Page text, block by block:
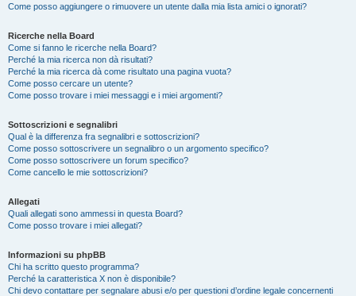
Come posso aggiungere o rimuovere un utente dalla mia lista amici o ignorati?
Ricerche nella Board
Come si fanno le ricerche nella Board?
Perché la mia ricerca non dà risultati?
Perché la mia ricerca dà come risultato una pagina vuota?
Come posso cercare un utente?
Come posso trovare i miei messaggi e i miei argomenti?
Sottoscrizioni e segnalibri
Qual è la differenza fra segnalibri e sottoscrizioni?
Come posso sottoscrivere un segnalibro o un argomento specifico?
Come posso sottoscrivere un forum specifico?
Come cancello le mie sottoscrizioni?
Allegati
Quali allegati sono ammessi in questa Board?
Come posso trovare i miei allegati?
Informazioni su phpBB
Chi ha scritto questo programma?
Perché la caratteristica X non è disponibile?
Chi devo contattare per segnalare abusi e/o per questioni d’ordine legale concernenti